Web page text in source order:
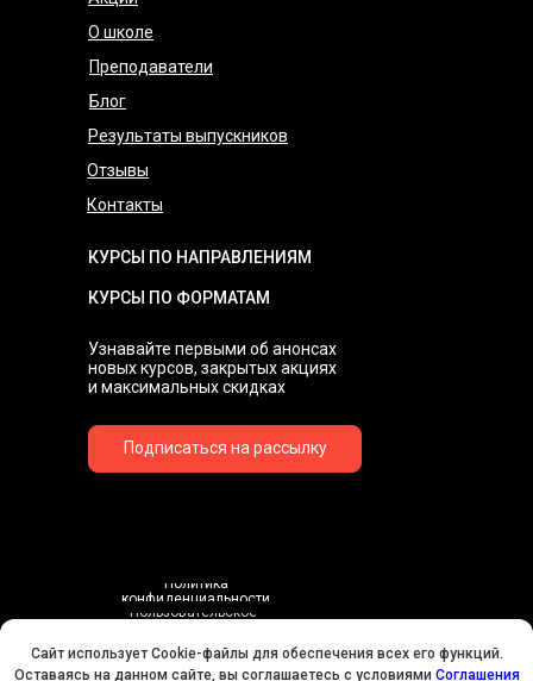
Узнавайте первыми об анонсах
новых курсов, закрытых акциях
и максимальных скидках
Договор-оферта
Соглашения об использовании Cookie-файлов
Политика
конфиденциальности
Пользовательское
КУРСЫ ПО НАПРАВЛЕНИЯМ
КУРСЫ ПО ФОРМАТАМ
О школе
Преподаватели
Блог
Результаты выпускников
Отзывы
Контакты
Подписаться на рассылку
Сайт использует Cookie-файлы для обеспечения всех его функций.
Оставаясь на данном сайте, вы соглашаетесь с условиями Соглашения